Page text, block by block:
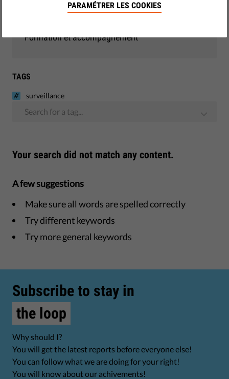
Monitoring - UE
Formation et accompagnement
TAGS
surveillance
Search for a tag...
Your search did not match any content.
A few suggestions
Make sure all words are spelled correctly
Try different keywords
Try more general keywords
Subscribe to stay in
the loop
Why should I?
You will get the latest reports before everyone else!
You can follow what we are doing for your right!
You will know about our achivements!
PARAMÉTRER LES COOKIES